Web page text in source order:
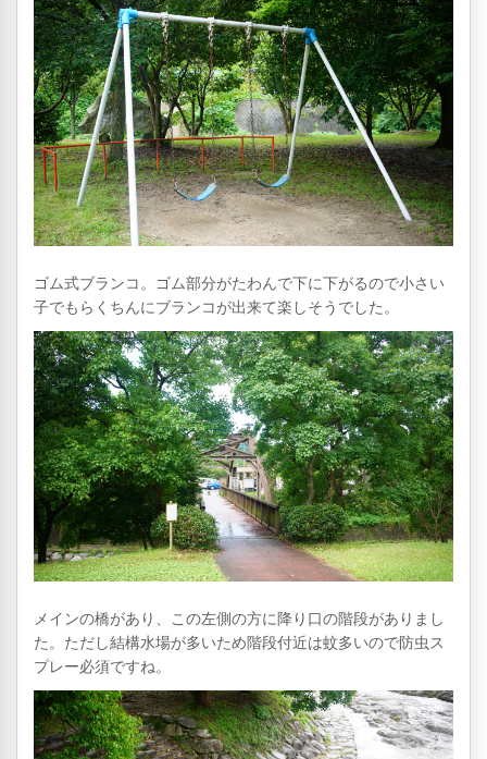
ゴム式ブランコ。ゴム部分がたわんで下に下がるので小さい
子でもらくちんにブランコが出来て楽しそうでした。
メインの橋があり、この左側の方に降り口の階段がありまし
た。ただし結構水場が多いため階段付近は蚊多いので防虫ス
プレー必須ですね。